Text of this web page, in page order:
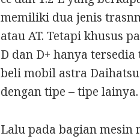
memiliki dua jenis
atau AT. Tetapi khusus
D dan D+ hanya
beli mobil astra
dengan tipe – tipe lainya.
Lalu pada bagian